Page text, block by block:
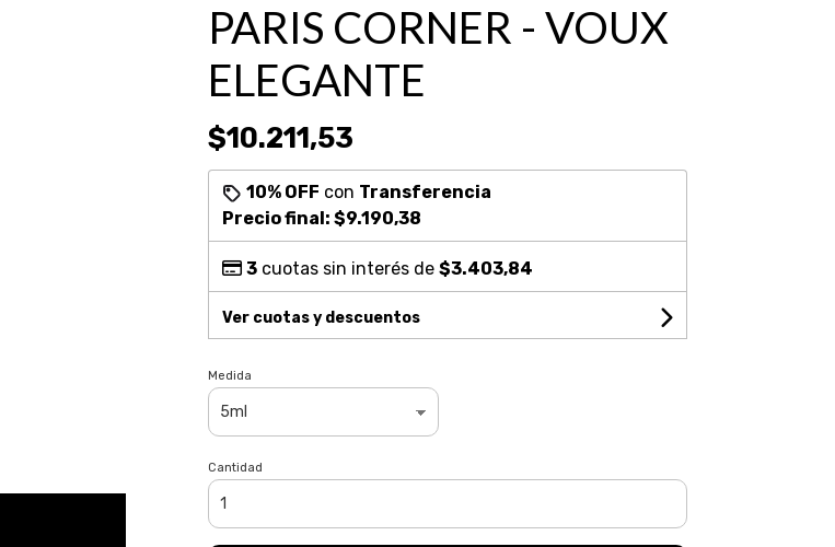
PARIS CORNER - VOUX
ELEGANTE
$10.211,53
10% OFF con Transferencia
Precio final: $9.190,38
3cuotas sin interés de $3.403,84
Ver cuotas y descuentos
Medida
Cantidad